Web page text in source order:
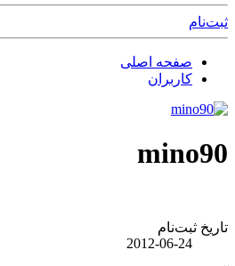
ثبت‌نام
صفحه اصلی
کاربران
mino90
تاریخ ثبت‌نام
2012-06-24